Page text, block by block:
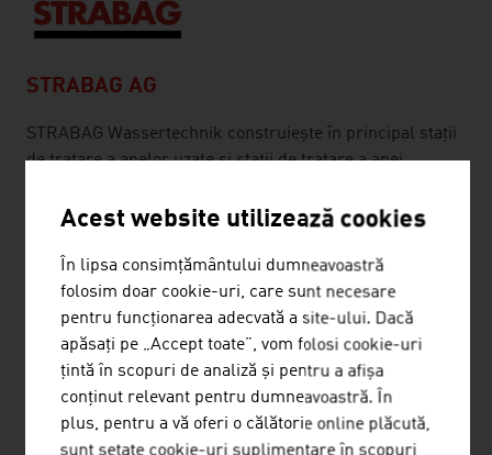
STRABAG AG
STRABAG Wassertechnik construiește în principal stații
de tratare a apelor uzate și stații de tratare a apei
fiind activă inclusiv în construcția și închiderea
precum și în țări selectate din afara Europei.
ADMONTER HOLZINDUSTRIE AG
Acest website utilizează cookies
În lipsa consimțământului dumneavoastră
folosim doar cookie-uri, care sunt necesare
pentru funcționarea adecvată a site-ului. Dacă
apăsați pe „Accept toate”, vom folosi cookie-uri
țintă în scopuri de analiză și pentru a afișa
conținut relevant pentru dumneavoastră. În
plus, pentru a vă oferi o călătorie online plăcută,
sunt setate cookie-uri suplimentare în scopuri